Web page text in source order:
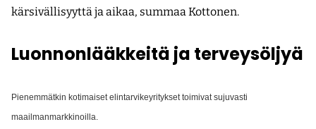
kärsivällisyyttä ja aikaa, summaa Kottonen.
Luonnonlääkkeitä ja terveysöljyä
Pienemmätkin kotimaiset elintarvikeyritykset toimivat sujuvasti
maailmanmarkkinoilla.